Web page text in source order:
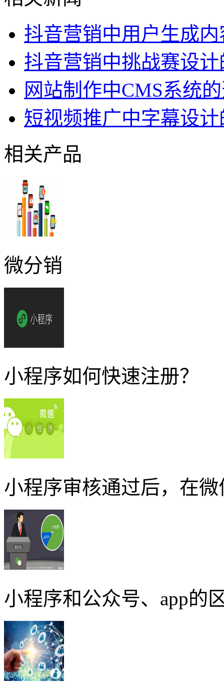
抖音营销中用户生成
抖音营销中挑战赛设
网站制作中CMS系统
短视频推广中字幕设
相关产品
微分销
小程序如何快速注册？
小程序审核通过后，在
小程序和公众号、app的